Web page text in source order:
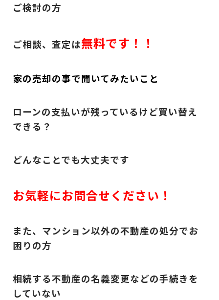
ご検討の方
ご相談、査定は無料です！！
家の売却の事で聞いてみたいこと
ローンの支払いが残っているけど買い替え
できる？
どんなことでも大丈夫です
お気軽にお問合せください！
また、マンション以外の不動産の処分でお
困りの方
相続する不動産の名義変更などの手続きを
していない